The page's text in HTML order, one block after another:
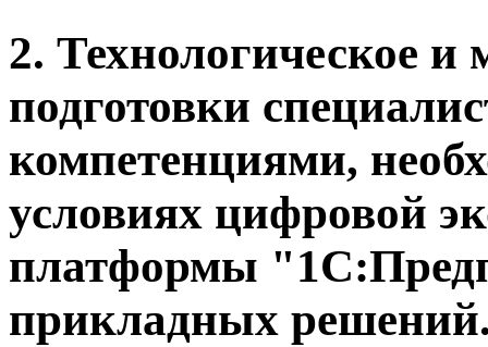
2. Технологическое и
подготовки
компетенциями,
условиях цифровой
платформы
прикладных